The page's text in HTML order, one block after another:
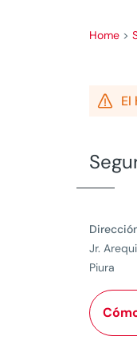
Home >
 El
Jr.
Piura